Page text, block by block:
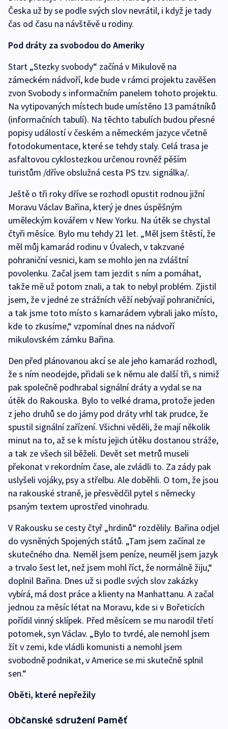
Česka už by se podle svých slov nevrátil, i když je tady
čas od času na návštěvě u rodiny.
Pod dráty za svobodou do Ameriky
Start „Stezky svobody“ začíná v Mikulově na
zámeckém nádvoří, kde bude v rámci projektu zavěšen
zvon Svobody s informačním panelem tohoto projektu.
Na vytipovaných místech bude umístěno 13 památníků
(informačních tabulí). Na těchto tabulích budou přesné
popisy událostí v českém a německém jazyce včetně
fotodokumentace, které se tehdy staly. Celá trasa je
asfaltovou cyklostezkou určenou rovněž pěším
turistům /dříve obslužná cesta PS tzv. signálka/.
Ještě o tři roky dříve se rozhodl opustit rodnou jižní
Moravu Václav Bařina, který je dnes úspěšným
uměleckým kovářem v New Yorku. Na útěk se chystal
čtyři měsíce. Bylo mu tehdy 21 let. „Měl jsem štěstí, že
měl můj kamarád rodinu v Úvalech, v takzvané
pohraniční vesnici, kam se mohlo jen na zvláštní
povolenku. Začal jsem tam jezdit s ním a pomáhat,
takže mě už potom znali, a tak to nebyl problém. Zjistil
jsem, že v jedné ze strážních věží nebývají pohraničníci,
a tak jsme toto místo s kamarádem vybrali jako místo,
kde to zkusíme,“ vzpomínal dnes na nádvoří
mikulovském zámku Bařina.
Den před plánovanou akcí se ale jeho kamarád rozhodl,
že s ním neodejde, přidali se k němu ale další tři, s nimiž
pak společně podhrabal signální dráty a vydal se na
útěk do Rakouska. Bylo to velké drama, protože jeden
z jeho druhů se do jámy pod dráty vrhl tak prudce, že
spustil signální zařízení. Všichni věděli, že mají několik
minut na to, až se k místu jejich útěku dostanou stráže,
a tak ze všech sil běželi. Devět set metrů museli
překonat v rekordním čase, ale zvládli to. Za zády pak
uslyšeli vojáky, psy a střelbu. Ale doběhli. O tom, že jsou
na rakouské straně, je přesvědčil pytel s německy
psaným textem uprostřed vinohradu.
V Rakousku se cesty čtyř „hrdinů“ rozdělily. Bařina odjel
do vysněných Spojených států. „Tam jsem začínal ze
skutečného dna. Neměl jsem peníze, neuměl jsem jazyk
a trvalo šest let, než jsem mohl říct, že normálně žiju,“
doplnil Bařina. Dnes už si podle svých slov zakázky
vybírá, má dost práce a klienty na Manhattanu. A začal
jednou za měsíc létat na Moravu, kde si v Bořeticích
pořídil vinný sklípek. Před měsícem se mu narodil třetí
potomek, syn Václav. „Bylo to tvrdé, ale nemohl jsem
žít v zemi, kde vládli komunisti a nemohl jsem
svobodně podnikat, v Americe se mi skutečně splnil
sen.“
Oběti, které nepřežily
Občanské sdružení Paměť